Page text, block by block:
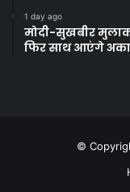
1 day ago
मोदी-सुखबीर
फिर साथ आएंगे
©